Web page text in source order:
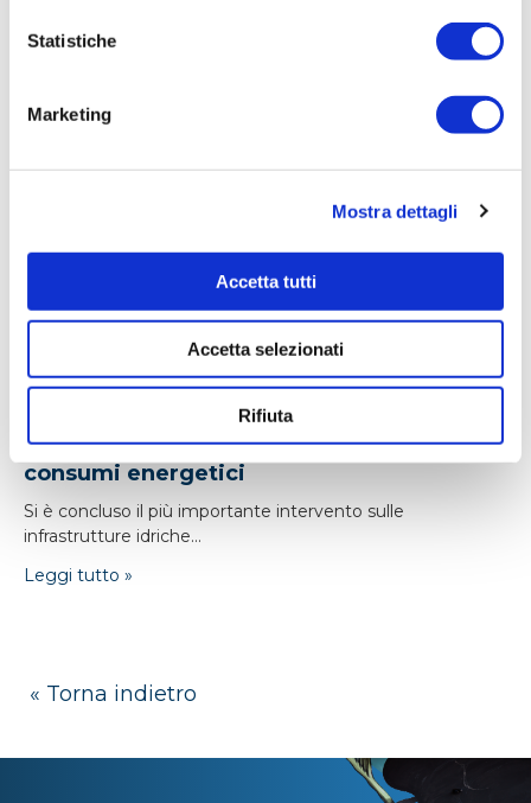
Statistiche
Marketing
Mostra dettagli
Accetta tutti
Accetta selezionati
Rifiuta
infondati e contraddetti dai...
confronti...
Monfalcone: nuova adduttrice e -16% di
consumi energetici
Si è concluso il più importante intervento sulle
infrastrutture idriche...
Leggi tutto »
« Torna indietro